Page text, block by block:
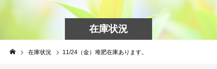
在庫状況
在庫状況 11/24（金）堆肥在庫あります。